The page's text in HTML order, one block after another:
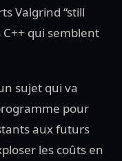
Valgrind “still
qui semblent
sujet qui va
pour
aux futurs
les coûts en